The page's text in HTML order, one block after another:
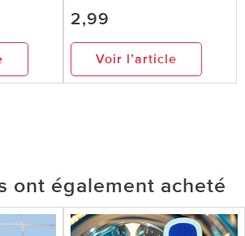
2,99
Voir l’article
ont également acheté